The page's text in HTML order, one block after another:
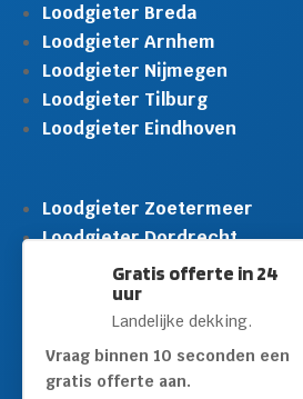
Gratis offerte in 24
uur
Landelijke dekking.
Vraag binnen 10 seconden een
gratis offerte aan.
Loodgieter Breda
Loodgieter Arnhem
Loodgieter Nijmegen
Loodgieter Tilburg
Loodgieter Eindhoven
Loodgieter Zoetermeer
Loodgieter Dordrecht
Loodgieter Rijswijk
Loodgieter Schiedam
Loodgieter Leidschendam
Loodgieter Hilversum